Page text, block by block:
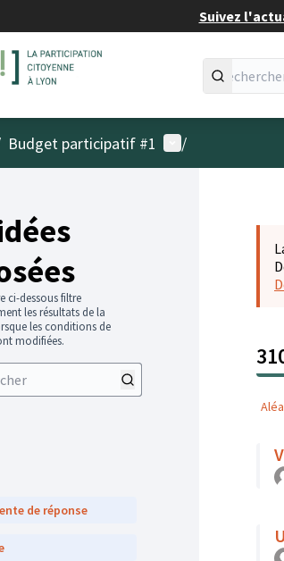
Suivez
principal
Budget participatif #1 Menu utilisateur
/
ci-dessous filtre
les résultats de la
les conditions de
modifiées.
de réponse